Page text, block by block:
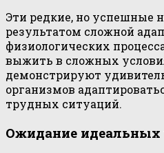
Эти редкие, но успешные
результатом сложной
физиологических
выжить в сложных
демонстрируют
организмов
трудных ситуаций.
Ожидание идеальных